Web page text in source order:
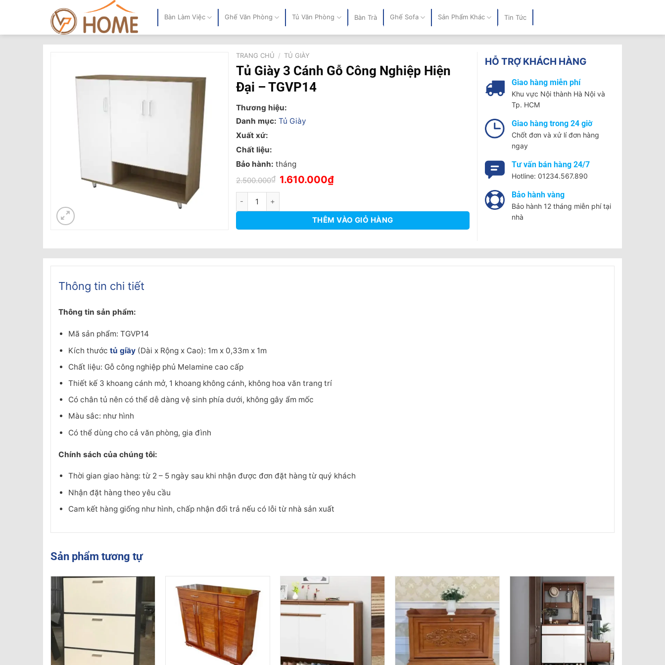
Bàn Làm Việc Ghế Văn Phòng Tủ Văn Phòng Bàn Trà Ghế Sofa Sản Phẩm Khác Tin Tức
TRANG CHỦ / TỦ GIÀY
Tủ Giày 3 Cánh Gỗ Công Nghiệp Hiện
Đại – TGVP14
Thương hiệu:
Danh mục: Tủ Giày
Xuất xứ:
Chất liệu:
Bảo hành: tháng
2.500.000₫ Giá
gốc
là:
1.610.000₫Giá
hiện
Tủ Giày 3 Cánh Gỗ Công Nghiệp Hiện Đại - TGVP14 số lượng
THÊM VÀO GIỎ HÀNG
HỖ TRỢ KHÁCH HÀNG
Giao hàng miễn phí
Khu vực Nội thành Hà Nội và
Tp. HCM
Giao hàng trong 24 giờ
Chốt đơn và xử lí đơn hàng
ngay
Tư vấn bán hàng 24/7
Hotline: 01234.567.890
Bảo hành vàng
Bảo hành 12 tháng miễn phí tại
nhà
Thông tin chi tiết
Thông tin sản phẩm:
Mã sản phẩm: TGVP14
Kích thước tủ giầy(Dài x Rộng x Cao): 1m x 0,33m x 1m
Chất liệu: Gỗ công nghiệp phủ Melamine cao cấp
Thiết kế 3 khoang cánh mở, 1 khoang không cánh, không hoa văn trang trí
Có chân tủ nên có thể dễ dàng vệ sinh phía dưới, không gây ẩm mốc
Màu sắc: như hình
Có thể dùng cho cả văn phòng, gia đình
Chính sách của chúng tôi:
Thời gian giao hàng: từ 2 – 5 ngày sau khi nhận được đơn đặt hàng từ quý khách
Nhận đặt hàng theo yêu cầu
Cam kết hàng giống như hình, chấp nhận đổi trả nếu có lỗi từ nhà sản xuất
Sản phẩm tương tự